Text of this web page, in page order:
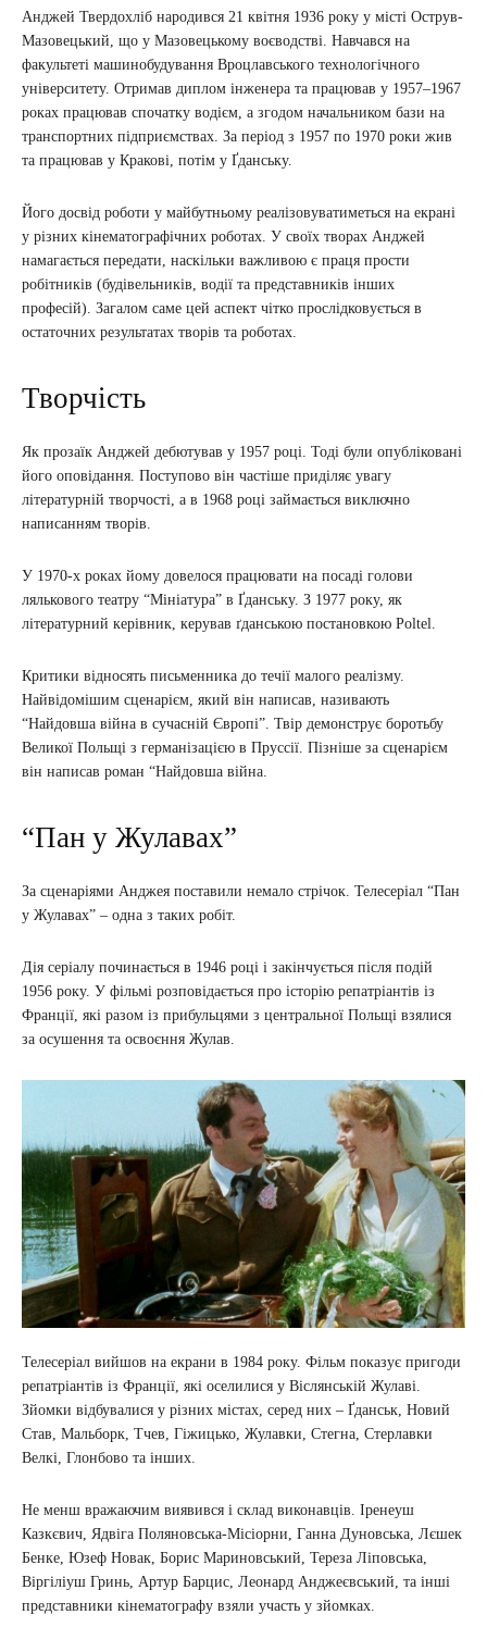
Анджей Твердохліб народився 21 квітня 1936 року у місті Острув-
Мазовецький, що у Мазовецькому воєводстві. Навчався на
факультеті машинобудування Вроцлавського технологічного
університету. Отримав диплом інженера та працював у 1957–1967
роках працював спочатку водієм, а згодом начальником бази на
транспортних підприємствах. За період з 1957 по 1970 роки жив
та працював у Кракові, потім у Ґданську.
Його досвід роботи у майбутньому реалізовуватиметься на екрані
у різних кінематографічних роботах. У своїх творах Анджей
намагається передати, наскільки важливою є праця прости
робітників (будівельників, водії та представників інших
професій). Загалом саме цей аспект чітко прослідковується в
остаточних результатах творів та роботах.
Творчість
Як прозаїк Анджей дебютував у 1957 році. Тоді були опубліковані
його оповідання. Поступово він частіше приділяє увагу
літературній творчості, а в 1968 році займається виключно
написанням творів.
У 1970-х роках йому довелося працювати на посаді голови
лялькового театру “Мініатура” в Ґданську. З 1977 року, як
літературний керівник, керував ґданською постановкою Poltel.
Критики відносять письменника до течії малого реалізму.
Найвідомішим сценарієм, який він написав, називають
“Найдовша війна в сучасній Європі”. Твір демонструє боротьбу
Великої Польщі з германізацією в Пруссії. Пізніше за сценарієм
він написав роман “Найдовша війна.
“Пан у Жулавах”
За сценаріями Анджея поставили немало стрічок. Телесеріал “Пан
у Жулавах” – одна з таких робіт.
Дія серіалу починається в 1946 році і закінчується після подій
1956 року. У фільмі розповідається про історію репатріантів із
Франції, які разом із прибульцями з центральної Польщі взялися
за осушення та освоєння Жулав.
Телесеріал вийшов на екрани в 1984 року. Фільм показує пригоди
репатріантів із Франції, які оселилися у Віслянській Жулаві.
Зйомки відбувалися у різних містах, серед них – Ґданськ, Новий
Став, Мальборк, Тчев, Гіжицько, Жулавки, Стегна, Стерлавки
Велкі, Глонбово та інших.
Не менш вражаючим виявився і склад виконавців. Іренеуш
Казкєвич, Ядвіга Поляновська-Місіорни, Ганна Дуновська, Лєшек
Бенке, Юзеф Новак, Борис Мариновський, Тереза Ліповська,
Віргіліуш Гринь, Артур Барцис, Леонард Анджеєвський, та інші
представники кінематографу взяли участь у зйомках.